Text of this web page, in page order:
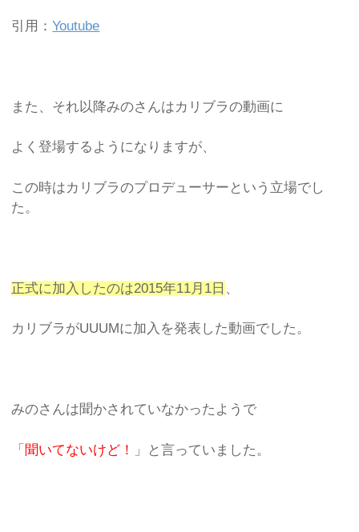
引用：Youtube
また、それ以降みのさんはカリブラの動画に
よく登場するようになりますが、
この時はカリブラのプロデューサーという立場でし
た。
正式に加入したのは2015年11月1日
カリブラがUUUMに加入を発表した動画でした。
みのさんは聞かされていなかったようで
「 聞いてないけど！ 」と言っていました。